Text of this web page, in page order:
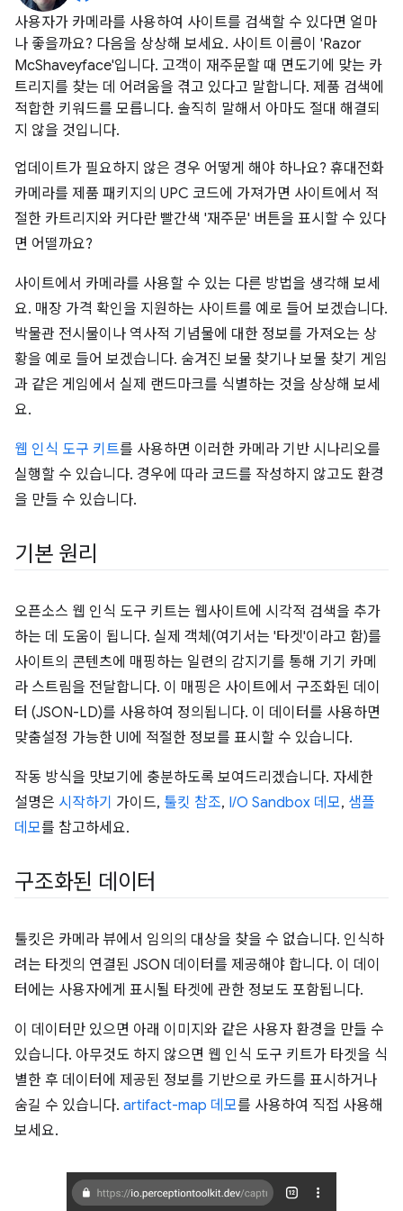
사용자가 카메라를 사용하여 사이트를 검색할 수 있다면 얼마
나 좋을까요? 다음을 상상해 보세요. 사이트 이름이 'Razor
McShaveyface'입니다. 고객이 재주문할 때 면도기에 맞는 카
트리지를 찾는 데 어려움을 겪고 있다고 말합니다. 제품 검색에
적합한 키워드를 모릅니다. 솔직히 말해서 아마도 절대 해결되
지 않을 것입니다.
업데이트가 필요하지 않은 경우 어떻게 해야 하나요? 휴대전화
카메라를 제품 패키지의 UPC 코드에 가져가면 사이트에서 적
절한 카트리지와 커다란 빨간색 '재주문' 버튼을 표시할 수 있다
면 어떨까요?
사이트에서 카메라를 사용할 수 있는 다른 방법을 생각해 보세
요. 매장 가격 확인을 지원하는 사이트를 예로 들어 보겠습니다.
박물관 전시물이나 역사적 기념물에 대한 정보를 가져오는 상
황을 예로 들어 보겠습니다. 숨겨진 보물 찾기나 보물 찾기 게임
과 같은 게임에서 실제 랜드마크를 식별하는 것을 상상해 보세
요.
웹 인식 도구 키트를 사용하면 이러한 카메라 기반 시나리오를
실행할 수 있습니다. 경우에 따라 코드를 작성하지 않고도 환경
을 만들 수 있습니다.
기본 원리
오픈소스 웹 인식 도구 키트는 웹사이트에 시각적 검색을 추가
하는 데 도움이 됩니다. 실제 객체(여기서는 '타겟'이라고 함)를
사이트의 콘텐츠에 매핑하는 일련의 감지기를 통해 기기 카메
라 스트림을 전달합니다. 이 매핑은 사이트에서 구조화된 데이
터 (JSON-LD)를 사용하여 정의됩니다. 이 데이터를 사용하면
맞춤설정 가능한 UI에 적절한 정보를 표시할 수 있습니다.
작동 방식을 맛보기에 충분하도록 보여드리겠습니다. 자세한
설명은 시작하기 가이드, 툴킷 참조, I/O Sandbox 데모, 샘플
데모를 참고하세요.
구조화된 데이터
툴킷은 카메라 뷰에서 임의의 대상을 찾을 수 없습니다. 인식하
려는 타겟의 연결된 JSON 데이터를 제공해야 합니다. 이 데이
터에는 사용자에게 표시될 타겟에 관한 정보도 포함됩니다.
이 데이터만 있으면 아래 이미지와 같은 사용자 환경을 만들 수
있습니다. 아무것도 하지 않으면 웹 인식 도구 키트가 타겟을 식
별한 후 데이터에 제공된 정보를 기반으로 카드를 표시하거나
숨길 수 있습니다. artifact-map 데모를 사용하여 직접 사용해
보세요.